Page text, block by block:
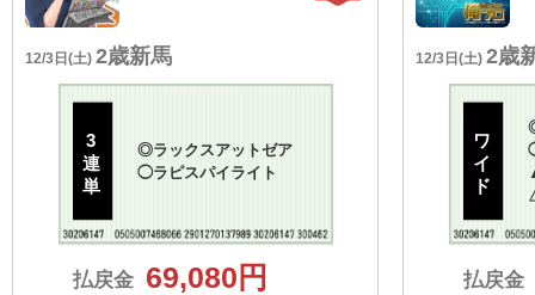
12/3日(土) 2歳新馬
3
連
単
◎ラックスアットゼア
◯ラピスパイライト
払戻金 69,080円
12/3日(土) 2歳
ワ
イ
ド
払戻金